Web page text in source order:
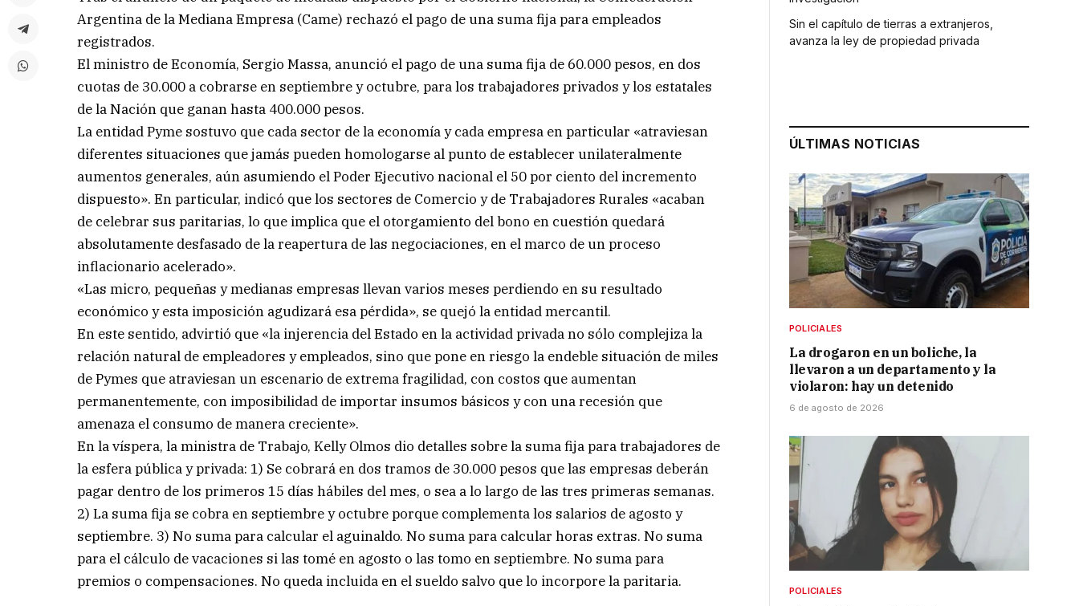
Argentina de la Mediana Empresa (Came) rechazó el pago de una suma fija para empleados
registrados.
El ministro de Economía, Sergio Massa, anunció el pago de una suma fija de 60.000 pesos, en dos
cuotas de 30.000 a cobrarse en septiembre y octubre, para los trabajadores privados y los estatales
de la Nación que ganan hasta 400.000 pesos.
La entidad Pyme sostuvo que cada sector de la economía y cada empresa en particular «atraviesan
diferentes situaciones que jamás pueden homologarse al punto de establecer unilateralmente
aumentos generales, aún asumiendo el Poder Ejecutivo nacional el 50 por ciento del incremento
dispuesto». En particular, indicó que los sectores de Comercio y de Trabajadores Rurales «acaban
de celebrar sus paritarias, lo que implica que el otorgamiento del bono en cuestión quedará
absolutamente desfasado de la reapertura de las negociaciones, en el marco de un proceso
inflacionario acelerado».
«Las micro, pequeñas y medianas empresas llevan varios meses perdiendo en su resultado
económico y esta imposición agudizará esa pérdida», se quejó la entidad mercantil.
En este sentido, advirtió que «la injerencia del Estado en la actividad privada no sólo complejiza la
relación natural de empleadores y empleados, sino que pone en riesgo la endeble situación de miles
de Pymes que atraviesan un escenario de extrema fragilidad, con costos que aumentan
permanentemente, con imposibilidad de importar insumos básicos y con una recesión que
amenaza el consumo de manera creciente».
En la víspera, la ministra de Trabajo, Kelly Olmos dio detalles sobre la suma fija para trabajadores de
la esfera pública y privada: 1) Se cobrará en dos tramos de 30.000 pesos que las empresas deberán
pagar dentro de los primeros 15 días hábiles del mes, o sea a lo largo de las tres primeras semanas.
2) La suma fija se cobra en septiembre y octubre porque complementa los salarios de agosto y
septiembre. 3) No suma para calcular el aguinaldo. No suma para calcular horas extras. No suma
para el cálculo de vacaciones si las tomé en agosto o las tomo en septiembre. No suma para
premios o compensaciones. No queda incluida en el sueldo salvo que lo incorpore la paritaria.
Sin el capítulo de tierras a extranjeros,
avanza la ley de propiedad privada
ÚLTIMAS NOTICIAS
POLICIALES
La drogaron en un boliche, la
llevaron a un departamento y la
violaron: hay un detenido
6 de agosto de 2026
POLICIALES